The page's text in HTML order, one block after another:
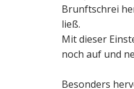
Brunftschrei
ließ.
Mit dieser
noch auf und
Besonders